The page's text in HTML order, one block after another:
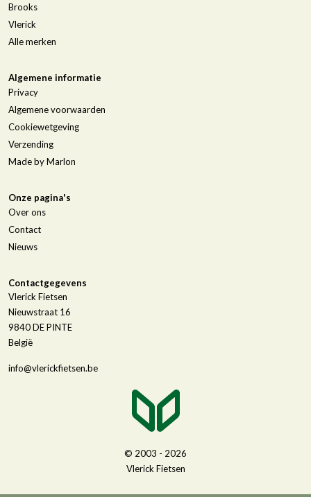
Brooks
Vlerick
Alle merken
Algemene informatie
Privacy
Algemene voorwaarden
Cookiewetgeving
Verzending
Made by Marlon
Onze pagina's
Over ons
Contact
Nieuws
Contactgegevens
Vlerick Fietsen
Nieuwstraat 16
9840DE PINTE
België
info@vlerickfietsen.be
© 2003 - 2026
Vlerick Fietsen